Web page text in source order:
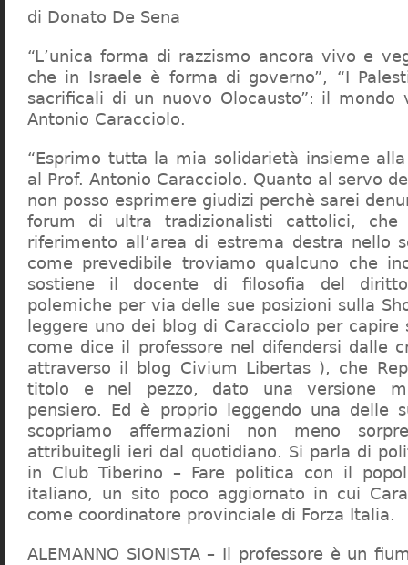
di Donato De Sena
“L’unica forma di razzismo ancora vivo e
che in Israele è forma di governo”, “I
sacrificali di un nuovo Olocausto”: il mondo
Antonio Caracciolo.
“Esprimo tutta la mia solidarietà insieme
al Prof. Antonio Caracciolo. Quanto al servo
non posso esprimere giudizi perchè sarei
forum di ultra tradizionalisti cattolici,
riferimento all’area di estrema destra nello
come prevedibile troviamo qualcuno che
sostiene il docente di filosofia del
polemiche per via delle sue posizioni sulla
leggere uno dei blog di Caracciolo per
come dice il professore nel difendersi dalle
attraverso il blog Civium Libertas ), che
titolo e nel pezzo, dato una versione
pensiero. Ed è proprio leggendo una delle
scopriamo affermazioni non meno
attribuitegli ieri dal quotidiano. Si parla di
in Club Tiberino – Fare politica con il
italiano, un sito poco aggiornato in cui
come coordinatore provinciale di Forza Italia.
ALEMANNO SIONISTA – Il professore è un